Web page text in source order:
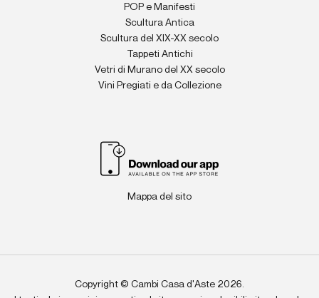
POP e Manifesti
Scultura Antica
Scultura del XIX-XX secolo
Tappeti Antichi
Vetri di Murano del XX secolo
Vini Pregiati e da Collezione
Mappa del sito
Copyright © Cambi Casa d'Aste 2026.